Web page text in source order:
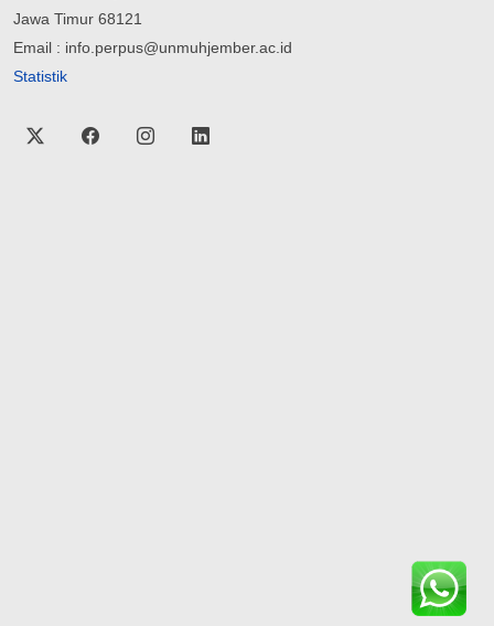
Jawa Timur 68121
Email : info.perpus@unmuhjember.ac.id
Statistik